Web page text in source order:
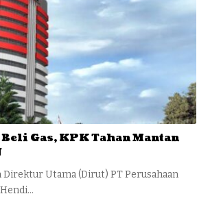
Gas, KPK Tahan Mantan
Direktur Utama (Dirut) PT Perusahaan